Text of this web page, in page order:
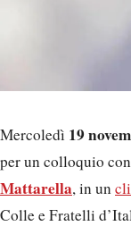
Mercoledì 19
per un colloquio
Mattarella, in un
Colle e Fratelli